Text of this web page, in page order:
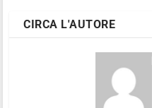
CIRCA L'AUTORE